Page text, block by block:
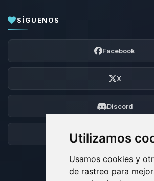
Utilizamos
Usamos cookies y
de rastreo para
SÍGUENOS
Facebook
X
Discord
Foro